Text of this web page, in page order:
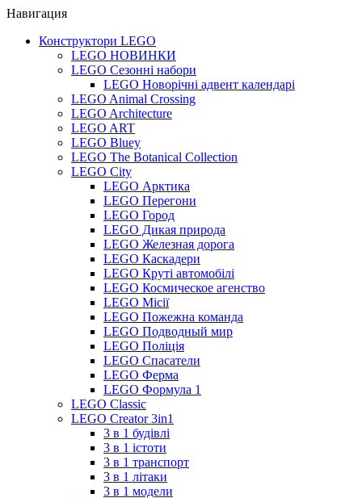
Навигация
Конструктори LEGO
LEGO НОВИНКИ
LEGO Сезонні набори
LEGO Новорічні адвент календарі
LEGO Animal Crossing
LEGO Architecture
LEGO ART
LEGO Bluey
LEGO The Botanical Collection
LEGO City
LEGO Арктика
LEGO Перегони
LEGO Город
LEGO Дикая природа
LEGO Железная дорога
LEGO Каскадери
LEGO Круті автомобілі
LEGO Космическое агенство
LEGO Місії
LEGO Пожежна команда
LEGO Подводный мир
LEGO Поліція
LEGO Спасатели
LEGO Ферма
LEGO Формула 1
LEGO Classic
LEGO Creator 3in1
3 в 1 будівлі
3 в 1 істоти
3 в 1 транспорт
3 в 1 літаки
3 в 1 модели